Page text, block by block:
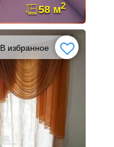
58 м2
В избранное